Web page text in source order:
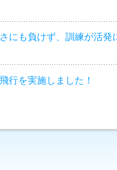
にも負けず、訓練が活発
行を実施しました！